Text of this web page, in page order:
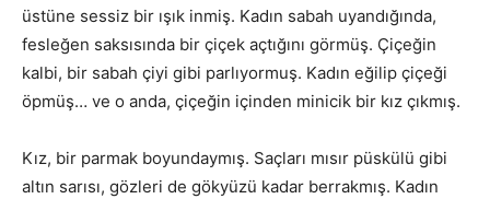
üstüne sessiz bir ışık inmiş. Kadın sabah uyandığında,
fesleğen saksısında bir çiçek açtığını görmüş. Çiçeğin
kalbi, bir sabah çiyi gibi parlıyormuş. Kadın eğilip çiçeği
öpmüş… ve o anda, çiçeğin içinden minicik bir kız çıkmış.
Kız, bir parmak boyundaymış. Saçları mısır püskülü gibi
altın sarısı, gözleri de gökyüzü kadar berrakmış. Kadın